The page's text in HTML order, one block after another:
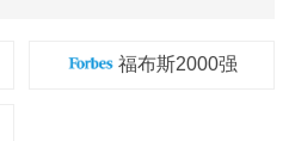
福布斯2000强